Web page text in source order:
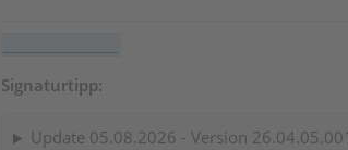
Signaturtipp:
Update 05.08.2026 - Version